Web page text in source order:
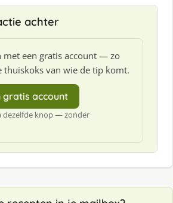
achter
met een gratis account — zo
thuiskoks van wie de tip komt.
gratis account
dezelfde knop — zonder